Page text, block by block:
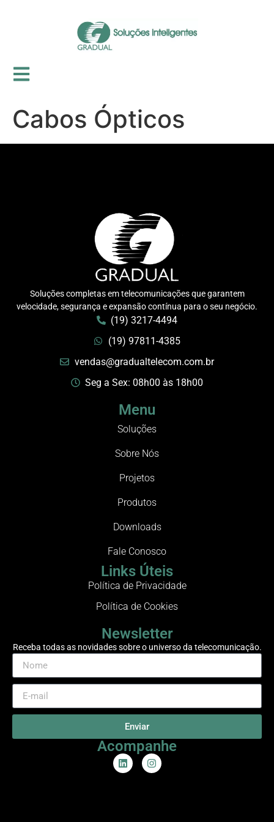
Cabos Ópticos
Soluções completas em telecomunicações que garantem
velocidade, segurança e expansão contínua para o seu negócio.
(19) 3217-4494
(19) 97811-4385
vendas@gradualtelecom.com.br
Seg a Sex: 08h00 às 18h00
Menu
Soluções
Sobre Nós
Projetos
Produtos
Downloads
Fale Conosco
Links Úteis
Política de Privacidade
Política de Cookies
Newsletter
Receba todas as novidades sobre o universo da telecomunicação.
Enviar
Acompanhe